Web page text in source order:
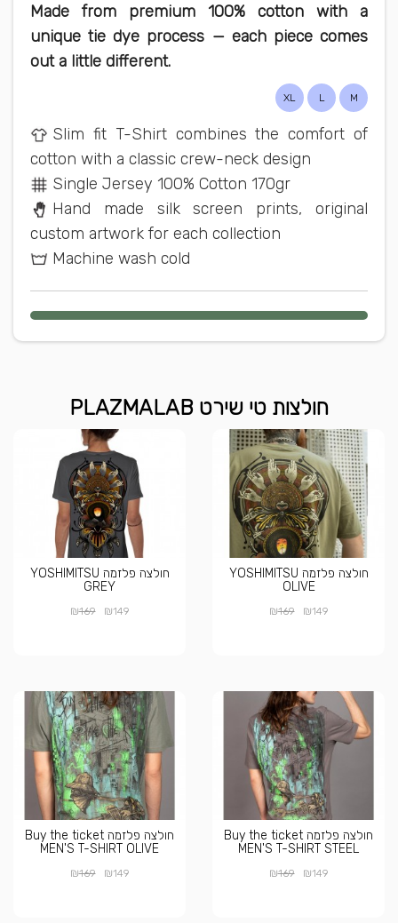
Made from premium 100% cotton with a
unique tie dye process — each piece comes
out a little different.
M
L
XL
Slim fit T-Shirt combines the comfort of
cotton with a classic crew-neck design
Single Jersey 100% Cotton 170gr
Hand made silk screen prints, original
custom artwork for each collection
Machine wash cold
חולצות טי שירט PLAZMALAB
חולצה פלזמה YOSHIMITSU
OLIVE
₪149
₪169
חולצה פלזמה YOSHIMITSU
GREY
₪149
₪169
חולצה פלזמה Buy the ticket
MEN'S T-SHIRT STEEL
₪149
₪169
חולצה פלזמה Buy the ticket
MEN'S T-SHIRT OLIVE
₪149
₪169